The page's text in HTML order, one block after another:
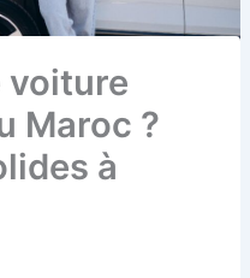
voiture
Maroc ?
à